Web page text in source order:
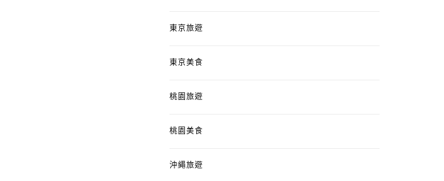
東京旅遊
東京美食
桃園旅遊
桃園美食
沖繩旅遊